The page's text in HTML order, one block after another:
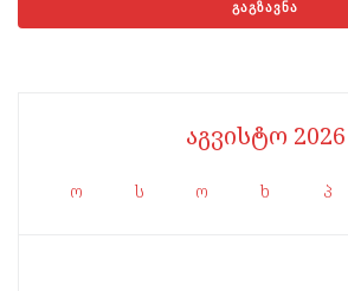
აგვისტო 2026
ო ს ო ხ პ